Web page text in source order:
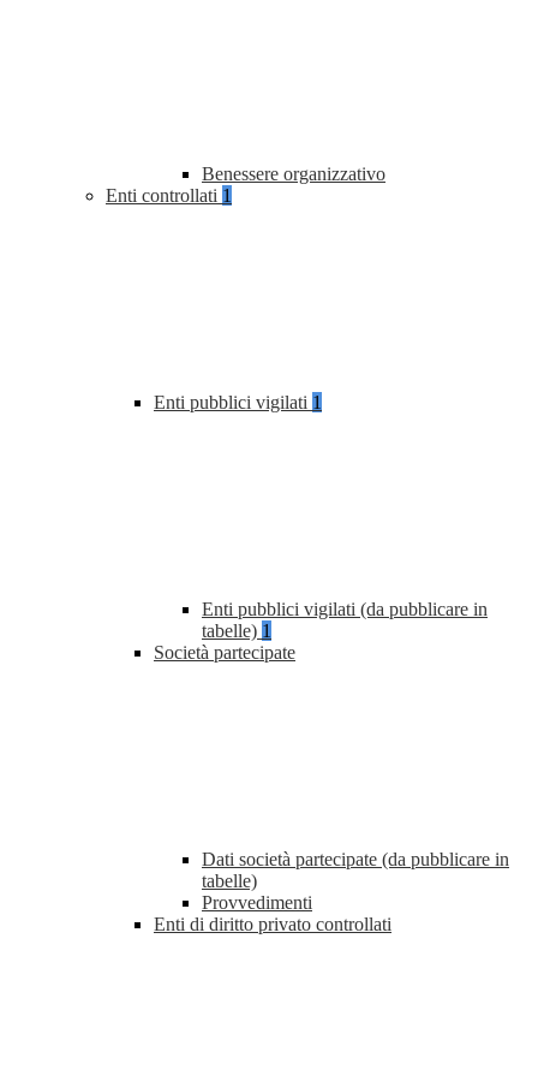
Benessere organizzativo
Enti controllati 1
Enti pubblici vigilati 1
Enti pubblici vigilati (da pubblicare in
tabelle) 1
Società partecipate
Dati società partecipate (da pubblicare in
tabelle)
Provvedimenti
Enti di diritto privato controllati